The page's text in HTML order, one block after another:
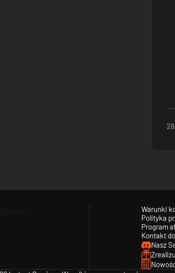
Warunki
Polityka
Program
Kontakt
Nasz